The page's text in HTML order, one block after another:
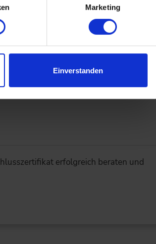
Marketing
Einverstanden
erfolgreich beraten und